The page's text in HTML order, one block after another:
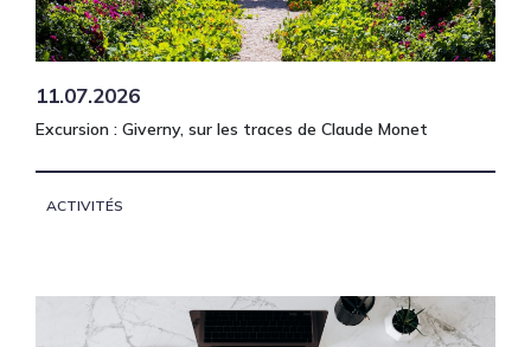
11.07.2026
Excursion : Giverny, sur les traces de Claude Monet
ACTIVITÉS